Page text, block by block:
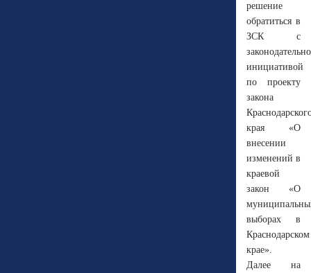
решение
обратиться в
ЗСК с
инициативой
по проекту
закона
края «О
внесении
изменений в
краевой
закон «О
выборах в
Краснодарском
крае».
Далее на